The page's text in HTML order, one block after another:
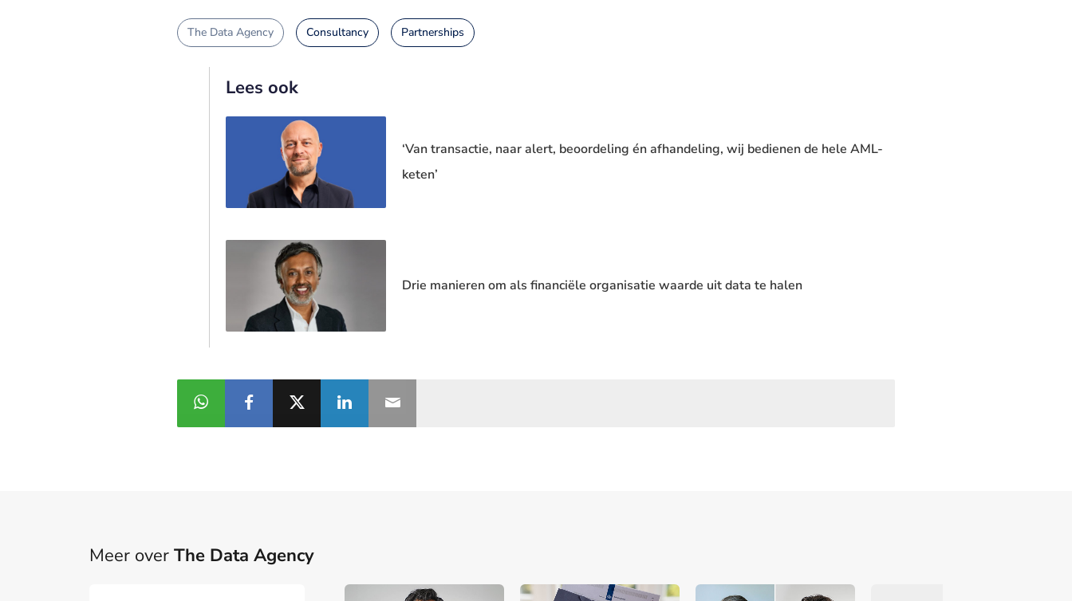
The Data Agency Consultancy Partnerships
Lees ook
‘Van transactie, naar alert, beoordeling én afhandeling, wij bedienen de hele AML-
keten’
Drie manieren om als financiële organisatie waarde uit data te halen
Meer over The Data Agency